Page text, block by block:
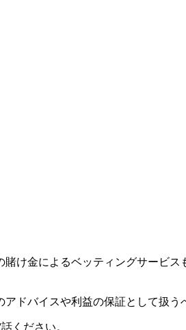
け金によるベッティングサービ
ドバイスや利益の保証として扱う
ください。